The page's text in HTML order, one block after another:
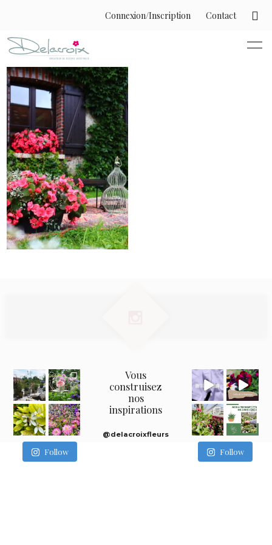
Connexion/Inscription Contact
Follow
Vous
construisez
nos
inspirations
@delacroixfleurs
Follow